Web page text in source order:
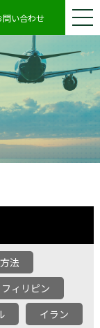
問い合わせ
法
フィリピン
イラン